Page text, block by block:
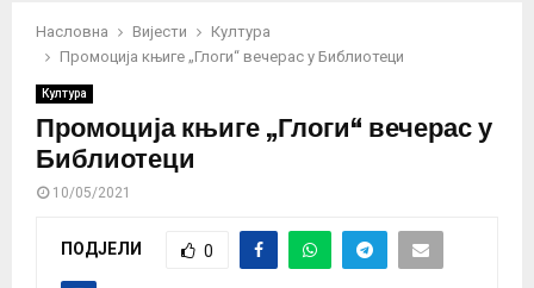
Насловна Вијести
Култура
Промоција књиге „Глоги“ вечерас у Библиотеци
Култура
Промоција књиге „Глоги“ вечерас у
Библиотеци
10/05/2021
ПОДЈЕЛИ 0